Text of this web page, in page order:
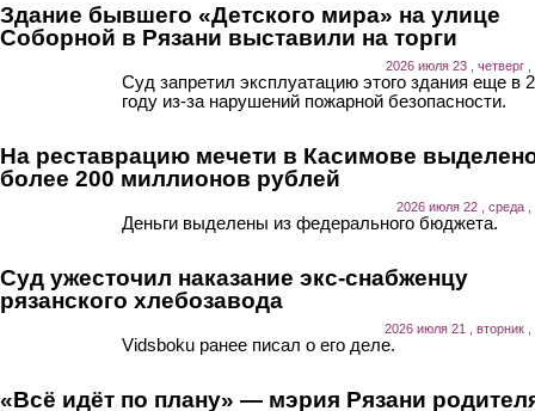
Здание бывшего «Детского мира» на улице
Соборной в Рязани выставили на торги
2026 июля 23 , четверг ,
Суд запретил эксплуатацию этого здания еще в
году из-за нарушений пожарной безопасности.
На реставрацию мечети в Касимове
более 200 миллионов рублей
2026 июля 22 , среда ,
Деньги выделены из федерального бюджета.
Суд ужесточил наказание экс-снабженцу
рязанского хлебозавода
2026 июля 21 , вторник ,
Vidsboku ранее писал о его деле.
«Всё идёт по плану» — мэрия Рязани